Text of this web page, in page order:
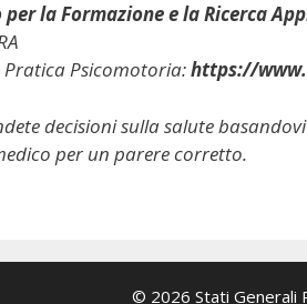
per la Formazione e la Ricerca
Psicomotoria:https://
decisioni sulla salute
per un parere corretto.
© 2026 Stati Generali